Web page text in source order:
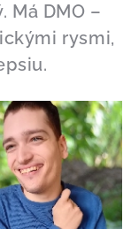
Má DMO –
rysmi,